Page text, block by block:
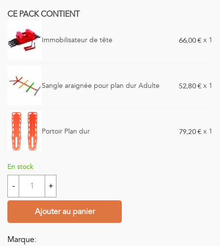
CE PACK CONTIENT
Immobilisateur de tête 66,00 € x 1
Sangle araignée pour plan dur Adulte 52,80 € x 1
Portoir Plan dur 79,20 € x 1
En stock
- +
Ajouter au panier
Marque: